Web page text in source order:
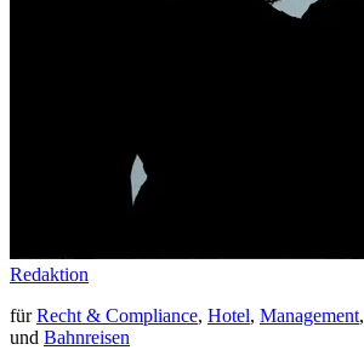
Redaktion
fürRecht & Compliance, Hotel, Management,
und Bahnreisen